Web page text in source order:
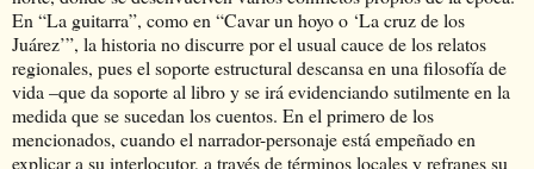
En “La guitarra”, como en “Cavar un hoyo o ‘La cruz de los
Juárez’”, la historia no discurre por el usual cauce de los relatos
regionales, pues el soporte estructural descansa en una filosofía de
vida –que da soporte al libro y se irá evidenciando sutilmente en la
medida que se sucedan los cuentos. En el primero de los
mencionados, cuando el narrador-personaje está empeñado en
explicar a su interlocutor, a través de términos locales y refranes su